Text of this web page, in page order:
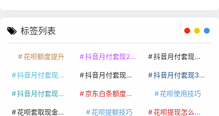
标签列表
花呗额度提升 抖音月付套现24小时接单 抖音月付套现怎么套
抖音月付套现多少手续费 抖音月付套现商家有哪些 抖音月付套现30秒技巧
抖音月付套现最新方法 京东白条额度提升 花呗使用技巧
花呗套取现金最佳方法 花呗提额技巧 花呗提现怎么操作